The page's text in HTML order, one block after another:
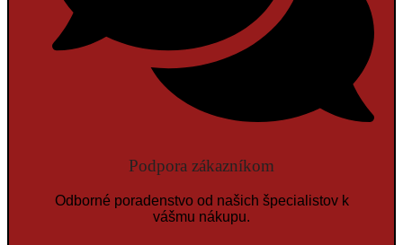
Podpora zákazníkom
Odborné poradenstvo od našich špecialistov k
vášmu nákupu.